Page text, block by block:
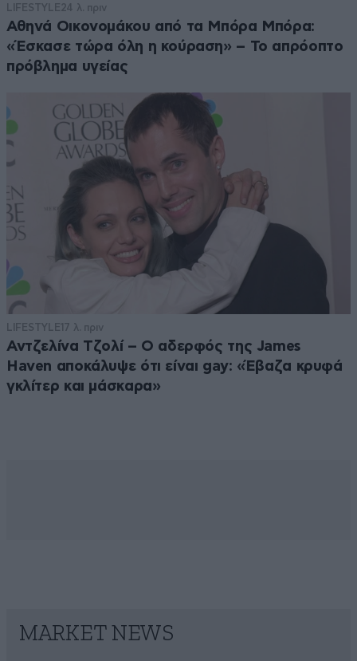
LIFESTYLE 24 λ. πριν
Αθηνά Οικονομάκου από τα Μπόρα Μπόρα:
«Έσκασε τώρα όλη η κούραση» – Το απρόοπτο
πρόβλημα υγείας
LIFESTYLE17 λ. πριν
Αντζελίνα Τζολί – Ο αδερφός της James
Haven αποκάλυψε ότι είναι gay: «Έβαζα κρυφά
γκλίτερ και μάσκαρα»
MARKET NEWS